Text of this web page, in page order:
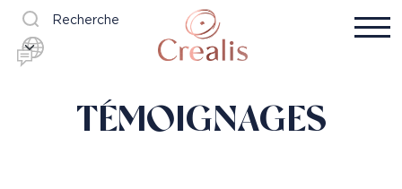
Recherche
TÉMOIGNAGES